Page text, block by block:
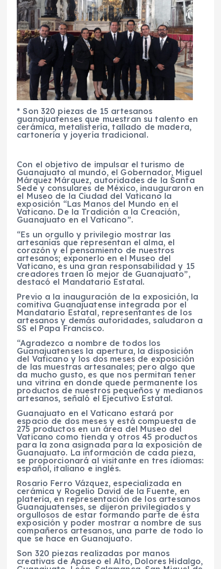
* Son 320 piezas de 15 artesanos
guanajuatenses que muestran su talento en
cerámica, metalistería, tallado de madera,
cartonería y joyería tradicional.
Con el objetivo de impulsar el turismo de
Guanajuato al mundo, el Gobernador, Miguel
Márquez Márquez, autoridades de la Santa
Sede y consulares de México, inauguraron en
el Museo de la Ciudad del Vaticano la
exposición “Las Manos del Mundo en el
Vaticano. De la Tradición a la Creación,
Guanajuato en el Vaticano”.
“Es un orgullo y privilegio mostrar las
artesanías que representan el alma, el
corazón y el pensamiento de nuestros
artesanos; exponerlo en el Museo del
Vaticano, es una gran responsabilidad y 15
creadores traen lo mejor de Guanajuato”,
destacó el Mandatario Estatal.
Previo a la inauguración de la exposición, la
comitiva Guanajuatense integrada por el
Mandatario Estatal, representantes de los
artesanos y demás autoridades, saludaron a
SS el Papa Francisco.
“Agradezco a nombre de todos los
Guanajuatenses la apertura, la disposición
del Vaticano y los dos meses de exposición
de las muestras artesanales; pero algo que
da mucho gusto, es que nos permitan tener
una vitrina en donde quede permanente los
productos de nuestros pequeños y medianos
artesanos, señaló el Ejecutivo Estatal.
Guanajuato en el Vaticano estará por
espacio de dos meses y está compuesta de
275 productos en un área del Museo del
Vaticano como tienda y otros 45 productos
para la zona asignada para la exposición de
Guanajuato. La información de cada pieza,
se proporcionará al visitante en tres idiomas:
español, italiano e inglés.
Rosario Ferro Vázquez, especializada en
cerámica y Rogelio David de la Fuente, en
platería, en representación de los artesanos
Guanajuatenses, se dijeron privilegiados y
orgullosos de estar formando parte de ésta
exposición y poder mostrar a nombre de sus
compañeros artesanos, una parte de todo lo
que se hace en Guanajuato.
Son 320 piezas realizadas por manos
creativas de Apaseo el Alto, Dolores Hidalgo,